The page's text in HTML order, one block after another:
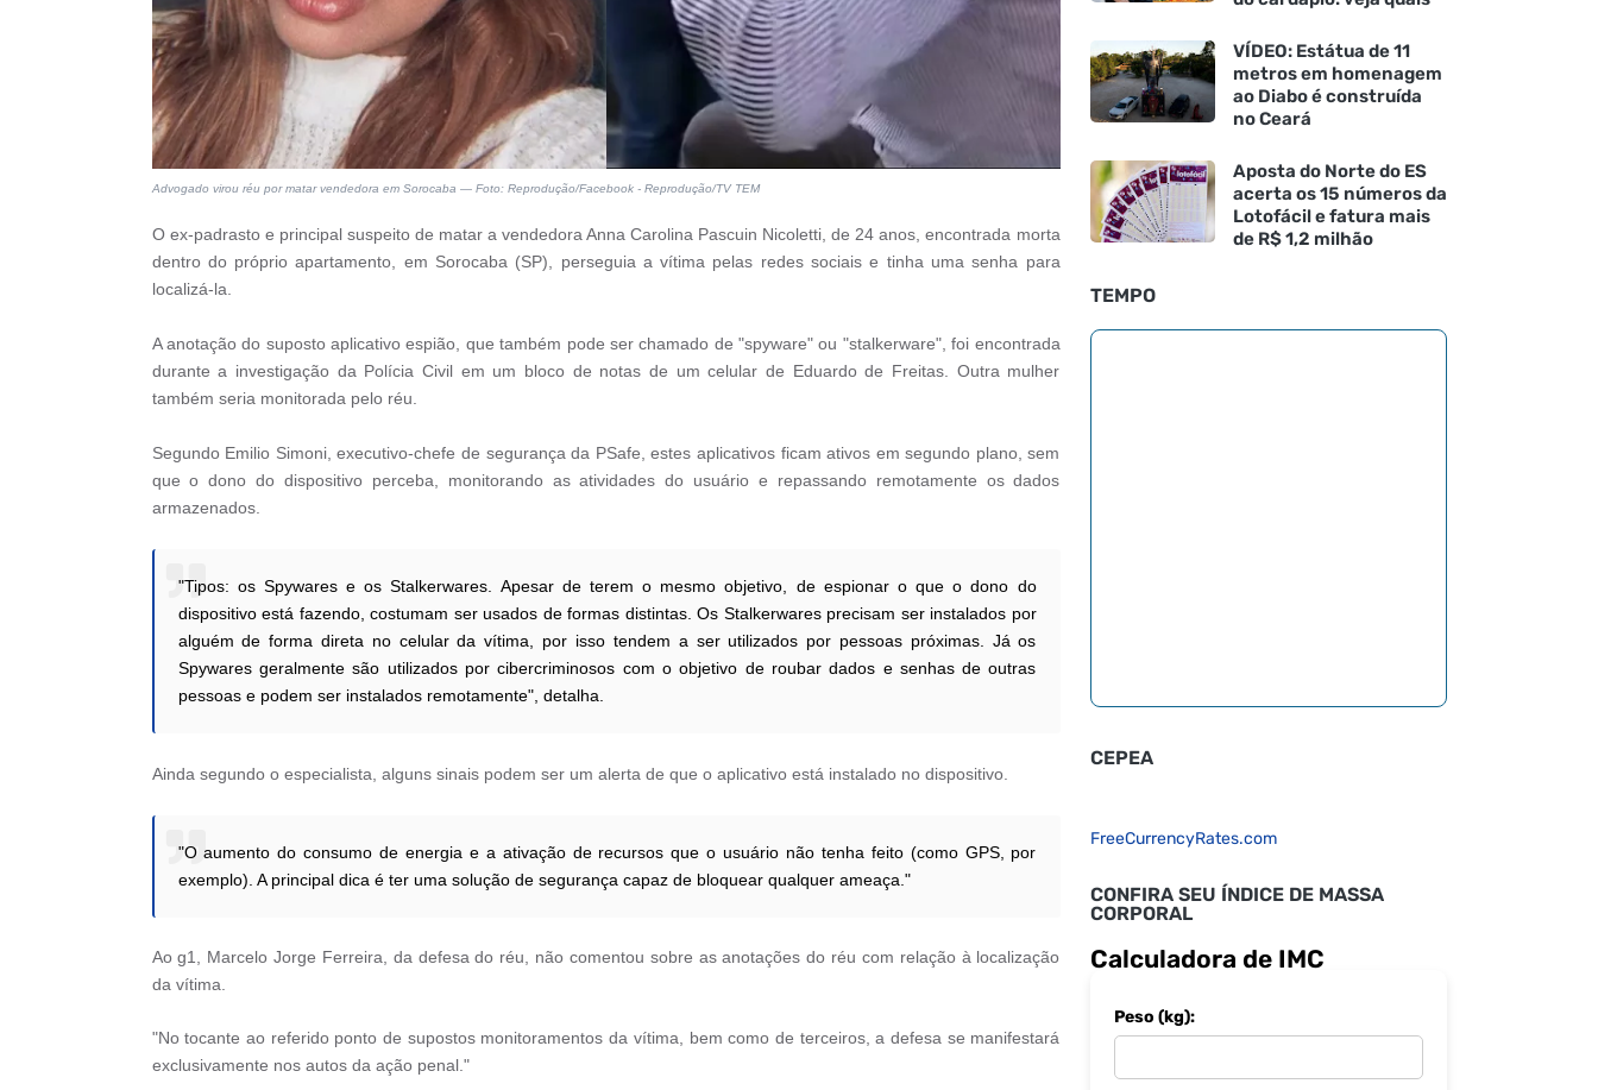
Advogado virou réu por matar vendedora em Sorocaba — Foto: Reprodução/Facebook - Reprodução/TV TEM
O ex-padrasto e principal suspeito de matar a vendedora Anna Carolina Pascuin Nicoletti, de 24 anos, encontrada morta
dentro do próprio apartamento, em Sorocaba (SP), perseguia a vítima pelas redes sociais e tinha uma senha para
localizá-la.
A anotação do suposto aplicativo espião, que também pode ser chamado de "spyware" ou "stalkerware", foi encontrada
durante a investigação da Polícia Civil em um bloco de notas de um celular de Eduardo de Freitas. Outra mulher
também seria monitorada pelo réu.
Segundo Emilio Simoni, executivo-chefe de segurança da PSafe, estes aplicativos ficam ativos em segundo plano, sem
que o dono do dispositivo perceba, monitorando as atividades do usuário e repassando remotamente os dados
armazenados.
"Tipos: os Spywares e os Stalkerwares. Apesar de terem o mesmo objetivo, de espionar o que o dono do
dispositivo está fazendo, costumam ser usados de formas distintas. Os Stalkerwares precisam ser instalados por
alguém de forma direta no celular da vítima, por isso tendem a ser utilizados por pessoas próximas. Já os
Spywares geralmente são utilizados por cibercriminosos com o objetivo de roubar dados e senhas de outras
pessoas e podem ser instalados remotamente", detalha.
Ainda segundo o especialista, alguns sinais podem ser um alerta de que o aplicativo está instalado no dispositivo.
"O aumento do consumo de energia e a ativação de recursos que o usuário não tenha feito (como GPS, por
exemplo). A principal dica é ter uma solução de segurança capaz de bloquear qualquer ameaça."
Ao g1, Marcelo Jorge Ferreira, da defesa do réu, não comentou sobre as anotações do réu com relação à localização
da vítima.
"No tocante ao referido ponto de supostos monitoramentos da vítima, bem como de terceiros, a defesa se manifestará
exclusivamente nos autos da ação penal."
VÍDEO: Estátua de 11
metros em homenagem
ao Diabo é construída
no Ceará
Aposta do Norte do ES
acerta os 15 números da
Lotofácil e fatura mais
de R$ 1,2 milhão
TEMPO
CEPEA
FreeCurrencyRates.com
CONFIRA SEU ÍNDICE DE MASSA
CORPORAL
Calculadora de IMC
Peso (kg):